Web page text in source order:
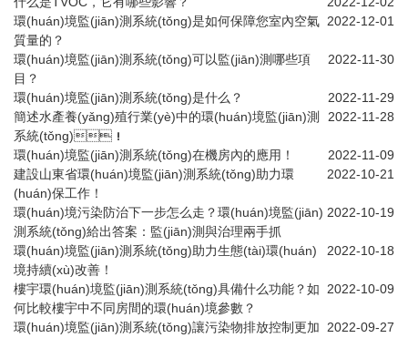
2022-12-01
環(huán)境監(jiān)測系統(tǒng)是如何保障您室內空氣
質量的？
2022-11-30
環(huán)境監(jiān)測系統(tǒng)可以監(jiān)測哪些項
目？
2022-11-29
環(huán)境監(jiān)測系統(tǒng)是什么？
2022-11-28
簡述水產養(yǎng)殖行業(yè)中的環(huán)境監(jiān)測
系統(tǒng)！
2022-11-09
環(huán)境監(jiān)測系統(tǒng)在機房內的應用！
2022-10-21
建設山東省環(huán)境監(jiān)測系統(tǒng)助力環
(huán)保工作！
2022-10-19
環(huán)境污染防治下一步怎么走？環(huán)境監(jiān)
測系統(tǒng)給出答案：監(jiān)測與治理兩手抓
2022-10-18
環(huán)境監(jiān)測系統(tǒng)助力生態(tài)環(huán)
境持續(xù)改善！
2022-10-09
樓宇環(huán)境監(jiān)測系統(tǒng)具備什么功能？如
何比較樓宇中不同房間的環(huán)境參數？
2022-09-27
環(huán)境監(jiān)測系統(tǒng)讓污染物排放控制更加